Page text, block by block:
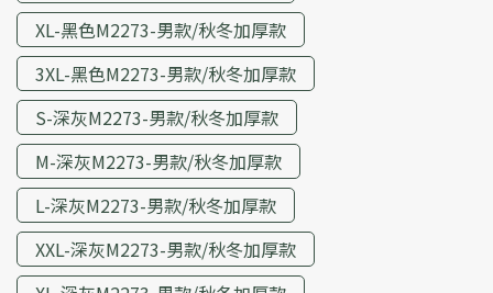
XL-黑色M2273-男款/秋冬加厚款
3XL-黑色M2273-男款/秋冬加厚款
S-深灰M2273-男款/秋冬加厚款
M-深灰M2273-男款/秋冬加厚款
L-深灰M2273-男款/秋冬加厚款
XXL-深灰M2273-男款/秋冬加厚款